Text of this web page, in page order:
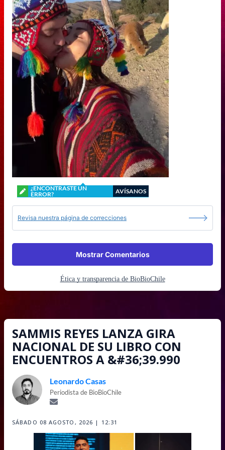
¿ENCONTRASTE UN
ERROR?
AVÍSANOS
Revisa nuestra página de correcciones
Mostrar Comentarios
Ética y transparencia de BioBioChile
SAMMIS REYES LANZA GIRA
NACIONAL DE SU LIBRO CON
ENCUENTROS A &#36;39.990
Leonardo Casas
Periodista de BioBioChile
SÁBADO 08 AGOSTO, 2026 | 12:31